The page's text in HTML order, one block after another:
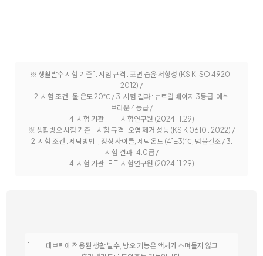
※ 생활발수 시험 기준 1. 시험 규격 : 표면 습윤 저항성 (KS K ISO 4920 :
2012) /
2. 시험 조건 : 물 온도 20℃ / 3. 시험 결과 : 뉴트럴 베이지 3등급, 애쉬
브라운 4등급 /
4. 시험 기관 : FITI 시험연구원 (2024.11.29)
※ 생활방오 시험 기준 1. 시험 규격 : 오염 제거 성능 (KS K 0610 : 2022) /
2. 시험 조건 : 세탁방법 I, 정상 사이클, 세탁온도 (41±3)℃, 텀블건조 / 3.
시험 결과 : 4.0급 /
4. 시험 기관 : FITI 시험연구원 (2024.11.29)
패브릭에 적용된 생활 발수, 방오 기능은 액체가 스며들지 않고